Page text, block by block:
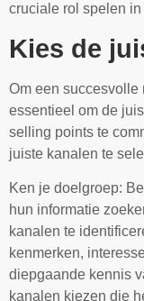
cruciale rol spelen
Kies de
Om een succesvolle
essentieel om de
selling points te
juiste kanalen te
Ken je doelgroep:
hun informatie
kanalen te
kenmerken,
diepgaande kennis
kanalen kiezen die